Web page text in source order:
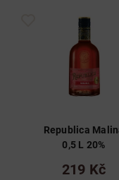
Republica
0,5 L 20%
219 Kč